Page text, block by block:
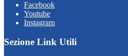
Facebook
Youtube
Instagram
Sezione Link Utili